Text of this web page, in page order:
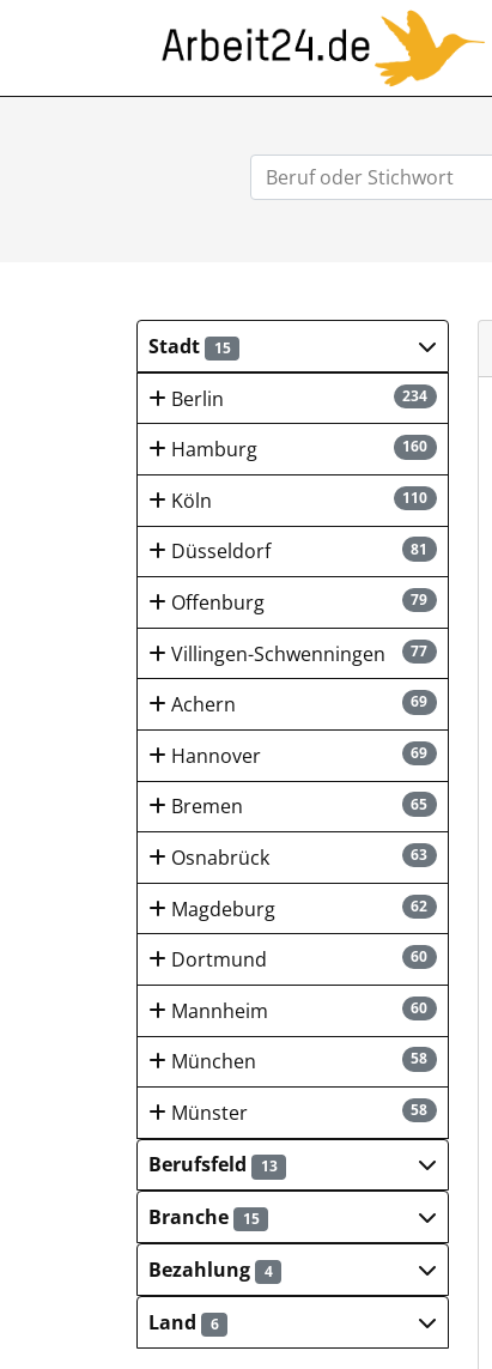
Stadt 15
234
Berlin
160
Hamburg
110
Köln
81
Düsseldorf
79
Offenburg
77
Villingen-Schwenningen
69
Achern
69
Hannover
65
Bremen
63
Osnabrück
62
Magdeburg
60
Dortmund
60
Mannheim
58
München
58
Münster
Berufsfeld
13
Branche 15
Bezahlung 4
Land 6